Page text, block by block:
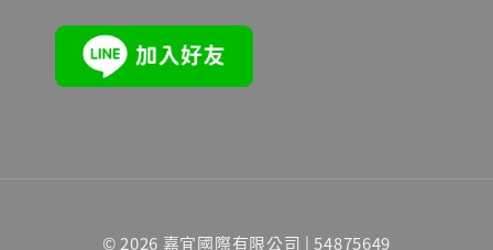
© 2026 嘉宜國際有限公司 | 54875649